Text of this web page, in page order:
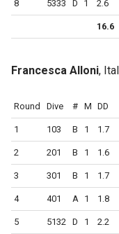
8 5333 D 1 2.6
16.6
Francesca Alloni,
Round Dive # M DD
1 103 B 1 1.7
2 201 B 1 1.6
3 301 B 1 1.7
4 401 A 1 1.8
5 5132 D 1 2.2